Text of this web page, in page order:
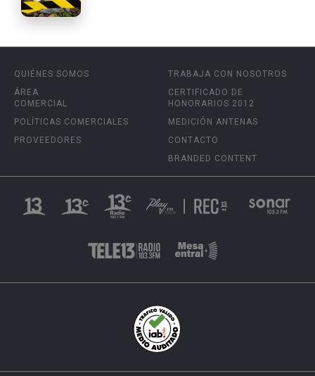
QUIÉNES SOMOS
ÁREA
COMERCIAL
POLÍTICAS COMERCIALES
PROVEEDORES
TRABAJA CON NOSOTROS
CERTIFICADO DE
HONORARIOS 2012
MEDICIÓN ANTENAS
CONTACTO
BRANDED CONTENT